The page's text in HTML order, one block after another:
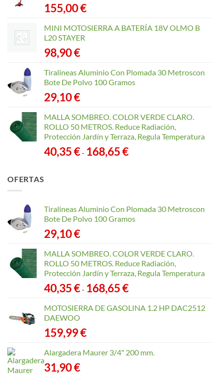
155,00€
MINI MOTOSIERRA A BATERÍA 18V OLMO B
L20 STAYER
98,90€
Tiralineas Aluminio Con Plomada 30 Metroscon
Bote De Polvo 100 Gramos
29,10€
MALLA SOMBREO. COLOR VERDE CLARO.
ROLLO 50 METROS. Reduce Radiación,
Protección Jardín y Terraza, Regula Temperatura
40,35€- 168,65€Rango
168,65 €
OFERTAS
Tiralineas Aluminio Con Plomada 30 Metroscon
Bote De Polvo 100 Gramos
29,10€
MALLA SOMBREO. COLOR VERDE CLARO.
ROLLO 50 METROS. Reduce Radiación,
Protección Jardín y Terraza, Regula Temperatura
40,35€- 168,65€Rango
precios:
MOTOSIERRA DE GASOLINA 1.2 HP DAC2512
DAEWOO
159,99€
Alargadera Maurer 3/4" 200 mm.
31,90€